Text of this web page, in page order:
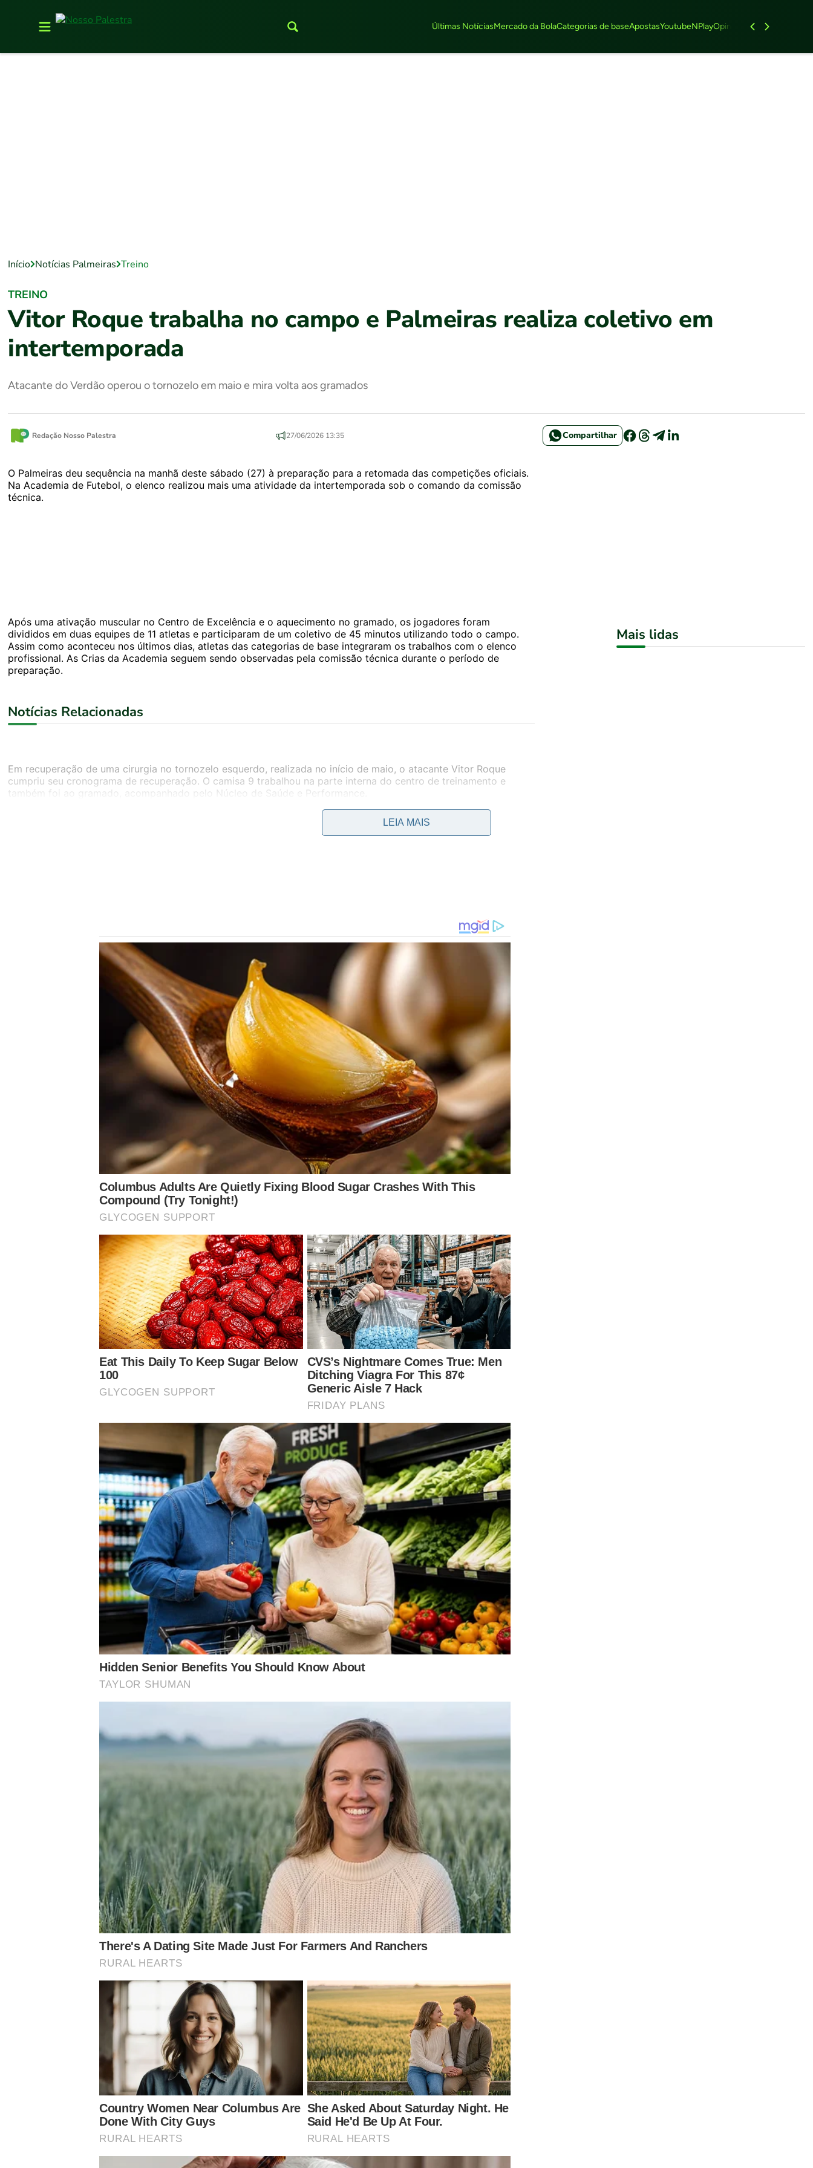
Últimas NotíciasMercado da BolaCategorias de baseApostasYoutubeNPlayOpinião Feminino
Início Notícias Palmeiras Treino
TREINO
Vitor Roque trabalha no campo e Palmeiras realiza coletivo em
intertemporada
Atacante do Verdão operou o tornozelo em maio e mira volta aos gramados
Redação Nosso Palestra 27/06/2026 13:35 Compartilhar
O Palmeiras deu sequência na manhã deste sábado (27) à preparação para a retomada das competições oficiais.
Na Academia de Futebol, o elenco realizou mais uma atividade da intertemporada sob o comando da comissão
técnica.
Após uma ativação muscular no Centro de Excelência e o aquecimento no gramado, os jogadores foram
divididos em duas equipes de 11 atletas e participaram de um coletivo de 45 minutos utilizando todo o campo.
Assim como aconteceu nos últimos dias, atletas das categorias de base integraram os trabalhos com o elenco
profissional. As Crias da Academia seguem sendo observadas pela comissão técnica durante o período de
preparação.
Notícias Relacionadas
Em recuperação de uma cirurgia no tornozelo esquerdo, realizada no início de maio, o atacante Vitor Roque
cumpriu seu cronograma de recuperação. O camisa 9 trabalhou na parte interna do centro de treinamento e
também foi ao gramado, acompanhado pelo Núcleo de Saúde e Performance.
Após a atividade, o elenco alviverde almoçou no refeitório da Academia de Futebol antes de ser liberado. O
O próximo compromisso oficial do Palmeiras será no dia 23 de julho, às 21h30, diante do Coritiba, no Estádio
Couto Pereira, em Curitiba, pela 19ª rodada do Campeonato Brasileiro. Atual campeão paulista, o Alviverde lidera
a competição nacional com 41 pontos e também está classificado para as oitavas de final da Libertadores e da
Copa do Brasil, torneios nos quais enfrentará Cerro Porteño e Fortaleza, respectivamente.
Conheça o canal do Nosso Palestra no Youtube
Siga o Nosso Palestra nas redes sociais
Treino Palmeiras Treino do Palmeiras Verdão
Mais lidas
LEIA MAIS